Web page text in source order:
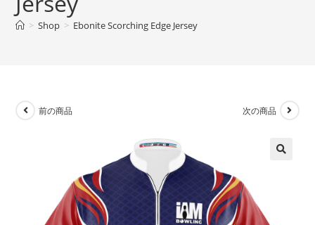
> Shop > Ebonite Scorching Edge Jersey
前の商品 次の商品